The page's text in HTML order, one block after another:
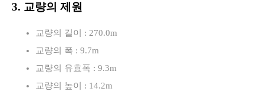
3. 교량의 제원
교량의 길이 : 270.0m
교량의 폭 : 9.7m
교량의 유효폭 : 9.3m
교량의 높이 : 14.2m